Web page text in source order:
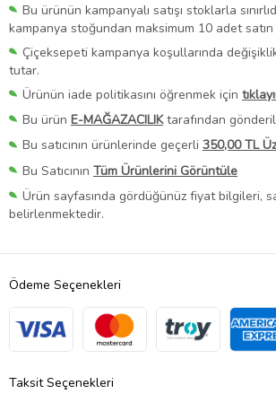
Bu ürünün kampanyalı satışı stoklarla
kampanya stoğundan maksimum 10 adet
Çiçeksepeti kampanya koşullarında
tutar.
Ürünün iade politikasını öğrenmek için
Bu ürün E-MAĞAZACILIKtarafından
Bu satıcının ürünlerinde geçerli 350,00 TL
Bu Satıcının Tüm Ürünlerini Görüntüle
Ürün sayfasında gördüğünüz fiyat bilgileri,
belirlenmektedir.
Ödeme Seçenekleri
Taksit Seçenekleri